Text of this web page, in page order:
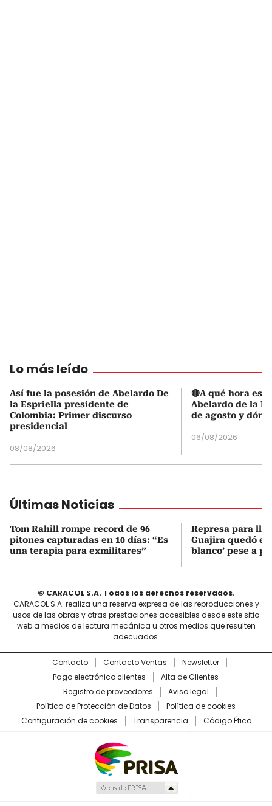
Lo más leído
Así fue la posesión de Abelardo De
la Espriella presidente de
Colombia: Primer discurso
presidencial
08/08/2026
🔴A qué hora es
Abelardo de la
de agosto y
06/08/2026
Últimas Noticias
Tom Rahill rompe record de 96
pitones capturadas en 10 días: “Es
una terapia para exmilitares”
Represa para
Guajira quedó en
blanco’ pese a
© CARACOL S.A. Todos los derechos reservados.
CARACOL S.A. realiza una reserva expresa de las reproducciones y
usos de las obras y otras prestaciones accesibles desde este sitio
web a medios de lectura mecánica u otros medios que resulten
adecuados.
Contacto Contacto Ventas
Newsletter
Pago electrónico clientes
Alta de Clientes
Registro de proveedores
Aviso legal
Política de Protección de Datos
Política de cookies
Configuración de cookies
Transparencia Código Ético